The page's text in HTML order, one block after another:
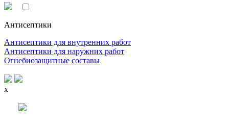
Антисептики
Антисептики для внутренних работ
Антисептики для наружних работ
Огнебиозащитные составы
x